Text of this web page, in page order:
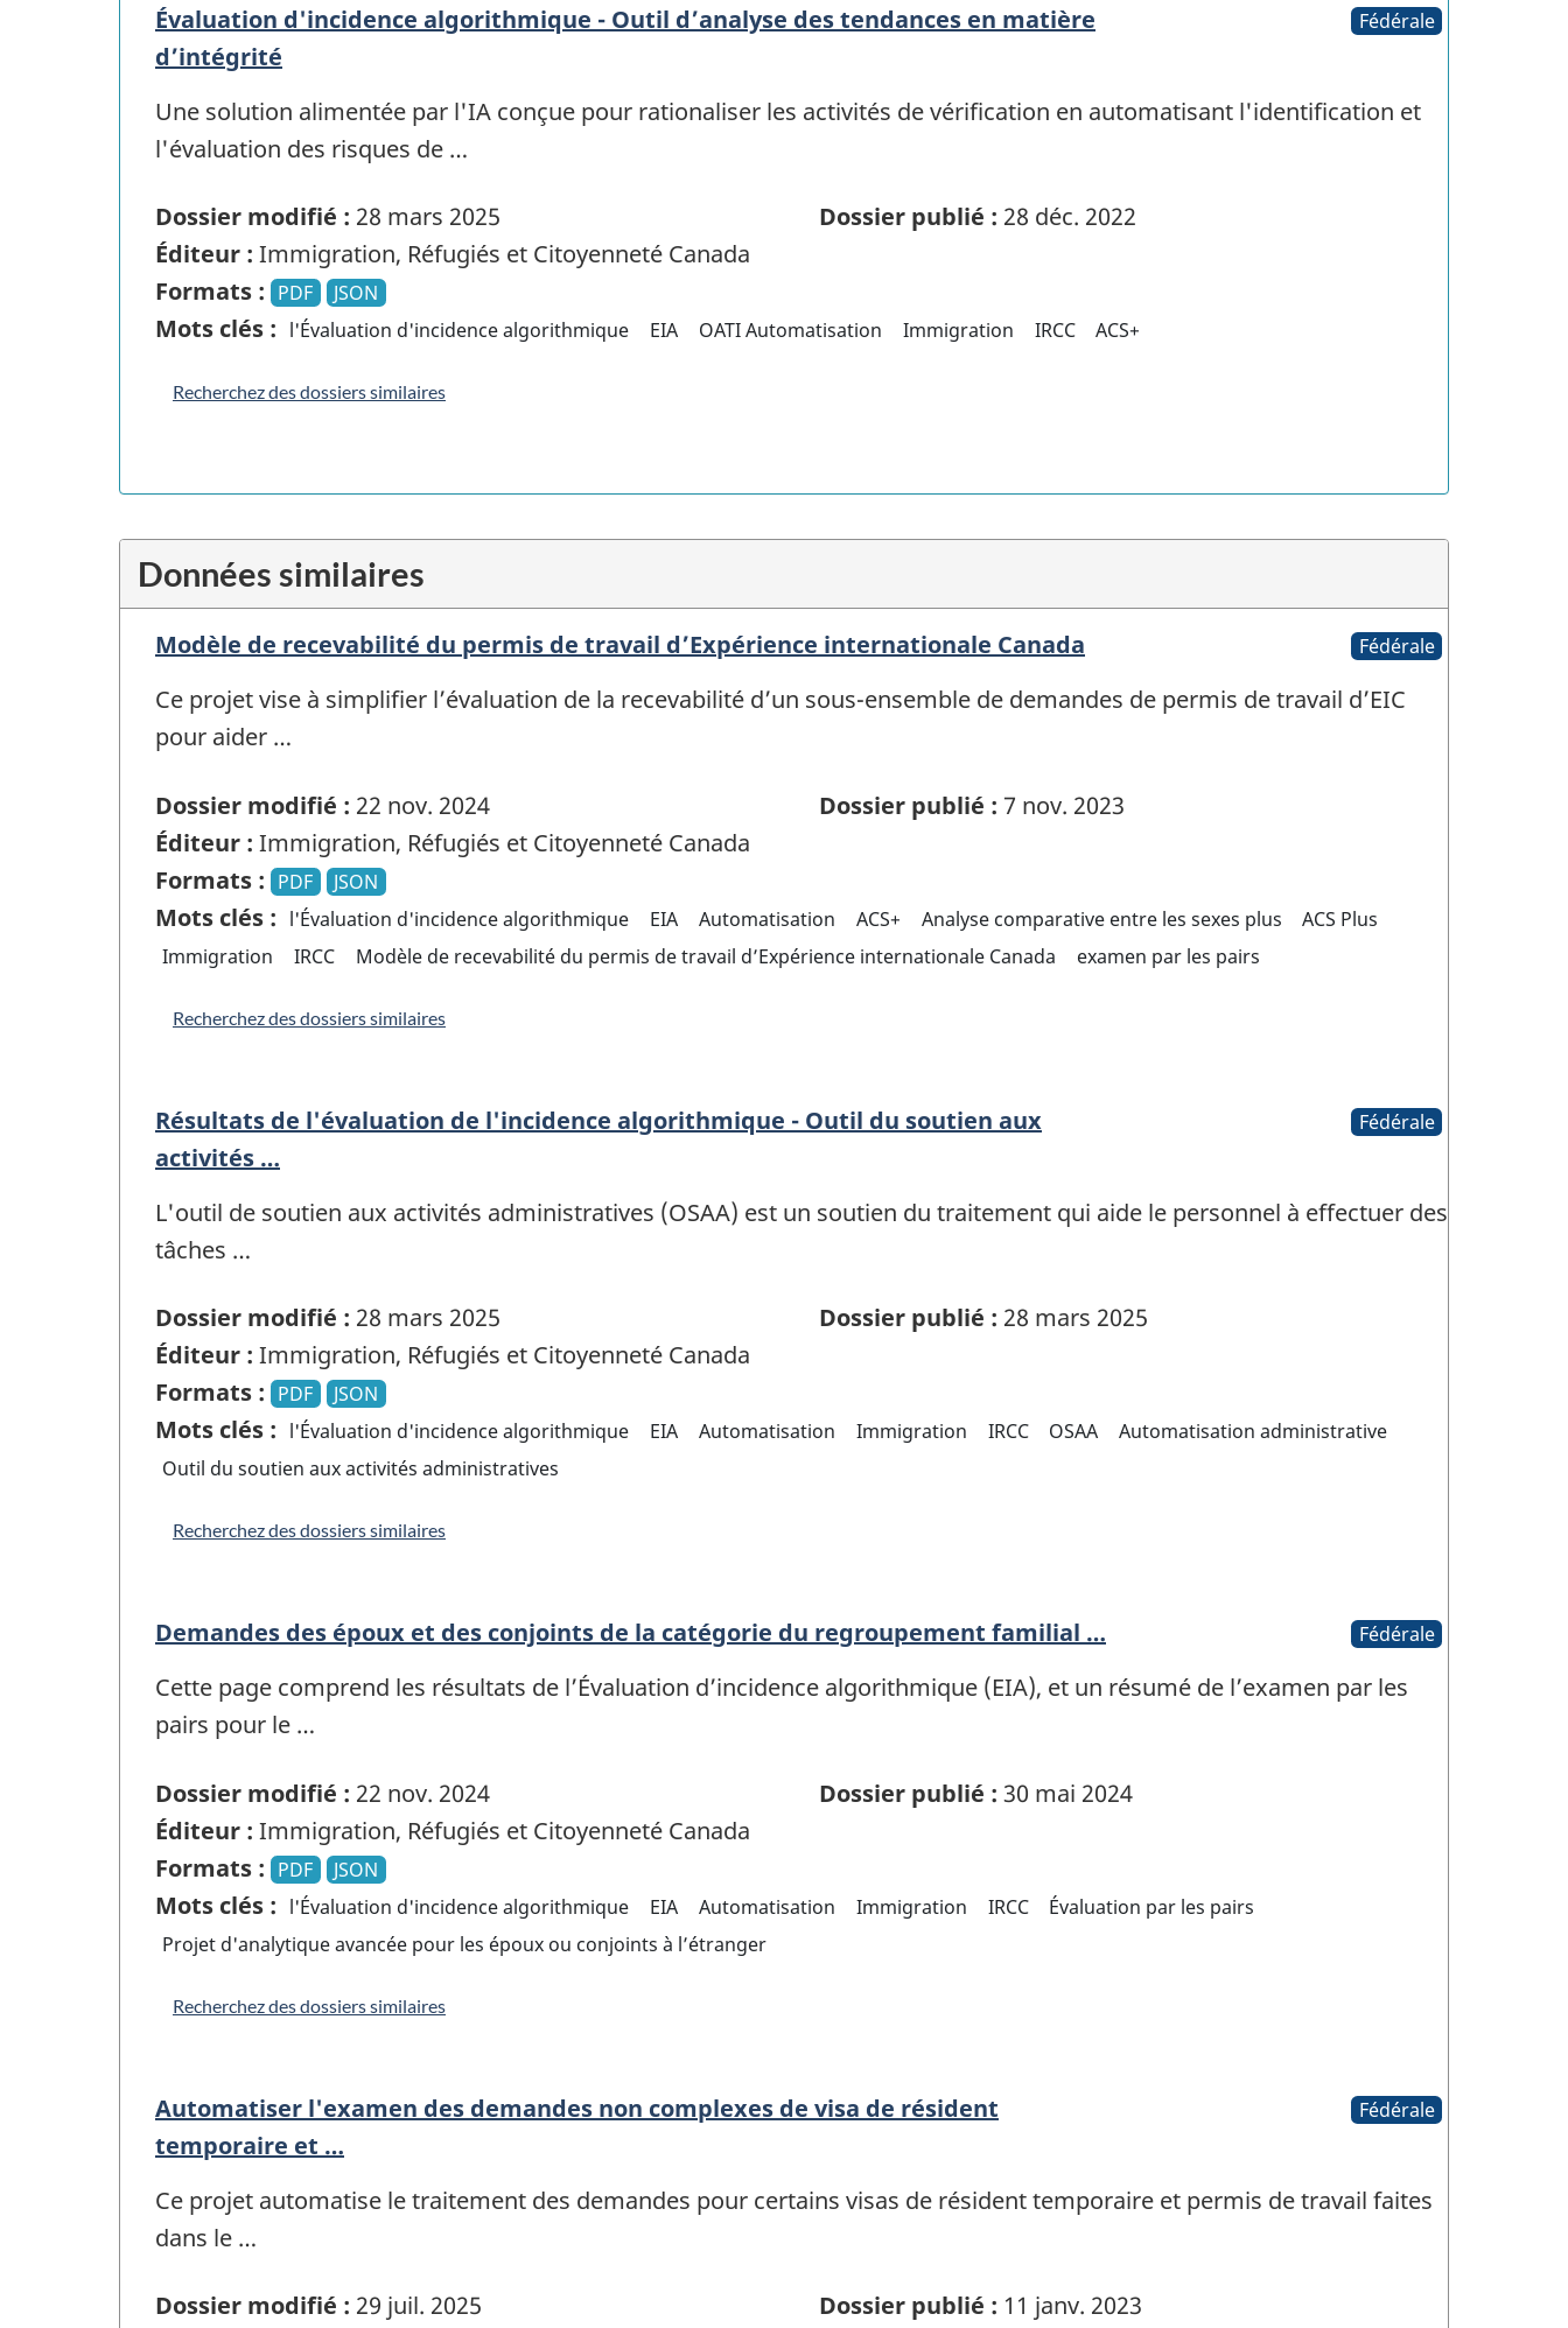
Évaluation d'incidence algorithmique - Outil d’analyse des tendances en matière
d’intégrité
Fédérale
Une solution alimentée par l'IA conçue pour rationaliser les activités de vérification en automatisant l'identification et
l'évaluation des risques de …
Dossier modifié : 28 mars 2025 Dossier publié : 28 déc. 2022
Éditeur : Immigration, Réfugiés et Citoyenneté Canada
Formats : PDF JSON
Mots clés : l'Évaluation d'incidence algorithmique EIA OATI Automatisation Immigration IRCC ACS+
Recherchez des dossiers similaires
Données similaires
Modèle de recevabilité du permis de travail d’Expérience internationale Canada Fédérale
Ce projet vise à simplifier l’évaluation de la recevabilité d’un sous-ensemble de demandes de permis de travail d’EIC
pour aider …
Dossier modifié : 22 nov. 2024 Dossier publié : 7 nov. 2023
Éditeur : Immigration, Réfugiés et Citoyenneté Canada
Formats : PDF JSON
Mots clés : l'Évaluation d'incidence algorithmique EIA Automatisation ACS+ Analyse comparative entre les sexes plus
ACS Plus
Immigration
IRCC Modèle de recevabilité du permis de travail d’Expérience internationale Canada examen par les pairs
Recherchez des dossiers similaires
Résultats de l'évaluation de l'incidence algorithmique - Outil du soutien aux
activités …
Fédérale
L'outil de soutien aux activités administratives (OSAA) est un soutien du traitement qui aide le personnel à effectuer des
tâches …
Dossier modifié : 28 mars 2025 Dossier publié : 28 mars 2025
Éditeur : Immigration, Réfugiés et Citoyenneté Canada
Formats : PDF JSON
Mots clés : l'Évaluation d'incidence algorithmique EIA Automatisation Immigration IRCC OSAA
Automatisation administrative
Outil du soutien aux activités administratives
Recherchez des dossiers similaires
Demandes des époux et des conjoints de la catégorie du regroupement familial … Fédérale
Cette page comprend les résultats de l’Évaluation d’incidence algorithmique (EIA), et un résumé de l’examen par les
pairs pour le …
Dossier modifié : 22 nov. 2024 Dossier publié : 30 mai 2024
Éditeur : Immigration, Réfugiés et Citoyenneté Canada
Formats : PDF JSON
Mots clés : l'Évaluation d'incidence algorithmique EIA Automatisation Immigration IRCC
Évaluation par les pairs
Projet d'analytique avancée pour les époux ou conjoints à l’étranger
Recherchez des dossiers similaires
Automatiser l'examen des demandes non complexes de visa de résident
temporaire et …
Fédérale
Ce projet automatise le traitement des demandes pour certains visas de résident temporaire et permis de travail faites
dans le …
Dossier modifié : 29 juil. 2025 Dossier publié : 11 janv. 2023